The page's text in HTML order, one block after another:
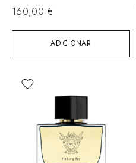
ADICIONAR
160,00 €